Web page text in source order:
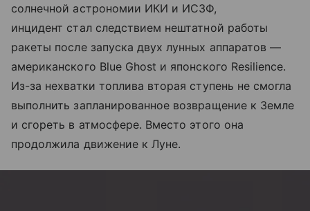
солнечной астрономии ИКИ и ИСЗФ,
инцидент стал следствием нештатной работы
ракеты после запуска двух лунных аппаратов —
американского Blue Ghost и японского Resilience.
Из-за нехватки топлива вторая ступень не смогла
выполнить запланированное возвращение к Земле
и сгореть в атмосфере. Вместо этого она
продолжила движение к Луне.